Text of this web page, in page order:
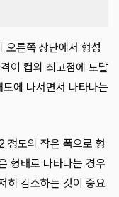
오른쪽 상단에서 형성
이 컵의 최고점에 도달
에 나서면서 나타나는
정도의 작은 폭으로 형
형태로 나타나는 경우
히 감소하는 것이 중요